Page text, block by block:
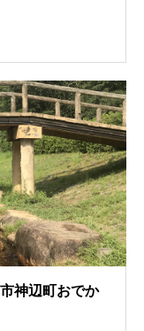
神辺町おでか